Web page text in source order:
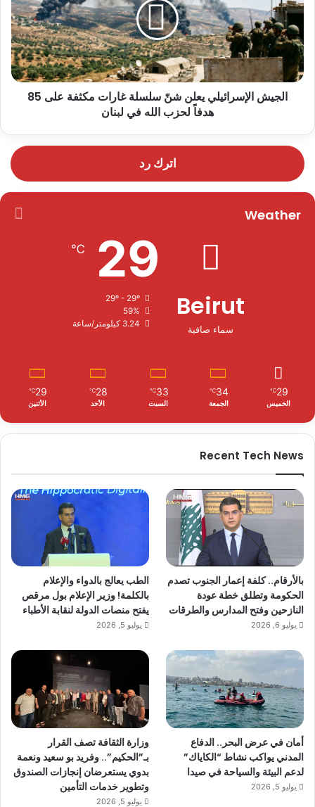
الجيش الإسرائيلي يعلن شنّ سلسلة غارات مكثفة على 85
هدفاً لحزب الله في لبنان
اترك رد
Weather
Beirut
سماء صافية
29
℃
29º - 29º
59%
3.24 كيلومتر/ساعة
29
℃
الخميس
34
℃
الجمعة
33
℃
السبت
28
℃
الأحد
29
℃
الأثنين
Recent Tech News
بالأرقام.. كلفة إعمار الجنوب تصدم
الحكومة وتطلق خطة عودة
النازحين وفتح المدارس والطرقات
يوليو 6, 2026
الطب يعالج بالدواء والإعلام
بالكلمة! وزير الإعلام بول مرقص
يفتح منصات الدولة لنقابة الأطباء
يوليو 5, 2026
أمان في عرض البحر.. الدفاع
المدني يواكب نشاط “الكاياك”
لدعم البيئة والسياحة في صيدا
يوليو 5, 2026
وزارة الثقافة تصف القرار
بـ”الحكيم”.. وفريد بو سعيد ونعمة
بدوي يستعرضان إنجازات الصندوق
وتطوير خدمات التأمين
يوليو 5, 2026